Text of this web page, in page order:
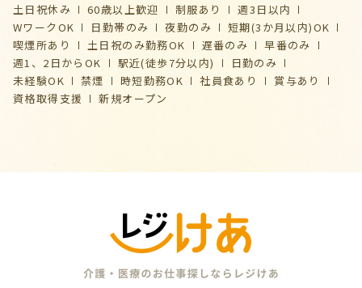
土日祝休み
60歳以上歓迎 制服あり
週3日以内
WワークOK
日勤帯のみ 夜勤のみ
短期(3か月以内)OK
喫煙所あり
土日祝のみ勤務OK 遅番のみ
早番のみ
週1、2日からOK
駅近(徒歩7分以内)
日勤のみ
未経験OK
禁煙 時短勤務OK 社員食あり
賞与あり
資格取得支援
新規オープン